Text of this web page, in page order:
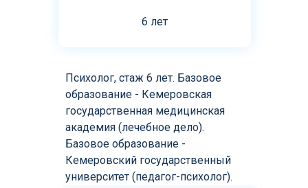
6 лет
Психолог, стаж 6 лет. Базовое
образование - Кемеровская
государственная медицинская
академия (лечебное дело).
Базовое образование -
Кемеровский государственный
университет (педагог-психолог).